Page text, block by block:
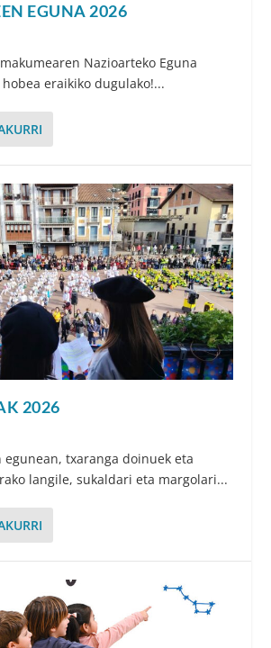
EGUNA 2026
Nazioarteko Eguna
eraikiko dugulako!...
2026
egunean, txaranga doinuek eta
langile, sukaldari eta margolari...